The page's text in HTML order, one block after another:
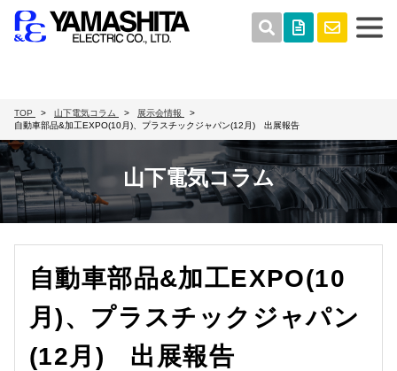
TOP 山下電気コラム
展示会情報
自動車部品&加工EXPO(10月)、プラスチックジャパン(12月) 出展報告
山下電気コラム
自動車部品&加工EXPO(10
月)、プラスチックジャパン
(12月) 出展報告